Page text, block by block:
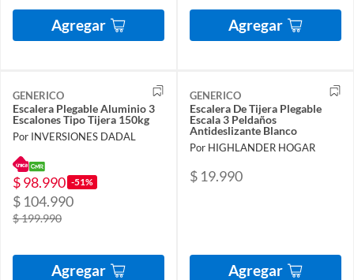
Agregar Agregar
GENERICO
Escalera Plegable Aluminio 3
Escalones Tipo Tijera 150kg
Por INVERSIONES DADAL
$ 98.990 -51%
$ 104.990
$ 199.990
Agregar
GENERICO
Escalera De Tijera Plegable
Escala 3 Peldaños
Antideslizante Blanco
Por HIGHLANDER HOGAR
$ 19.990
Agregar